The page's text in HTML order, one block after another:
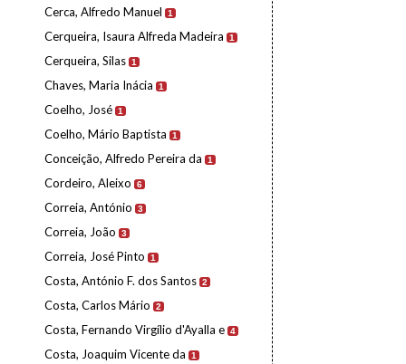
Cerca, Alfredo Manuel 1
Cerqueira, Isaura Alfreda Madeira 1
Cerqueira, Silas 1
Chaves, Maria Inácia 1
Coelho, José 1
Coelho, Mário Baptista 1
Conceição, Alfredo Pereira da 1
Cordeiro, Aleixo 6
Correia, António 3
Correia, João 3
Correia, José Pinto 1
Costa, António F. dos Santos 2
Costa, Carlos Mário 2
Costa, Fernando Virgílio d'Ayalla e 4
Costa, Joaquim Vicente da 1